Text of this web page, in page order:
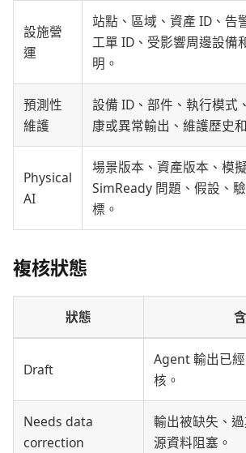
設施營
運
站點、區域、資產 ID、告
工單 ID、受影響周邊設備
明。
預測性
維護
設備 ID、部件、執行模式
康或異常輸出、維護歷史
Physical
AI
場景版本、資產版本、模
SimReady 問題、假設、
標。
複核狀態
狀態
Draft
Agent 輸出已
核。
Needs data
correction
輸出被缺失、
源資料阻塞。